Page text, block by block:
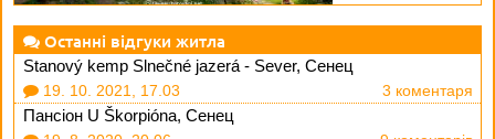
Останні відгуки житла
Stanový kemp Slnečné jazerá - Sever, Сенец
19. 10. 2021, 17.03 3 коментаря
Пансіон U Škorpióna, Сенец